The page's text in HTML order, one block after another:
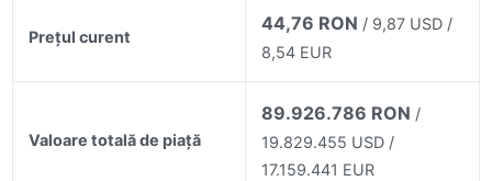
Prețul curent
44,76 RON / 9,87 USD /
8,54 EUR
Valoare totală de piață
89.926.786 RON /
19.829.455 USD /
17.159.441 EUR